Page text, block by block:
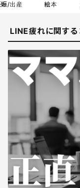
娠/出産 絵本
LINE疲れに関する